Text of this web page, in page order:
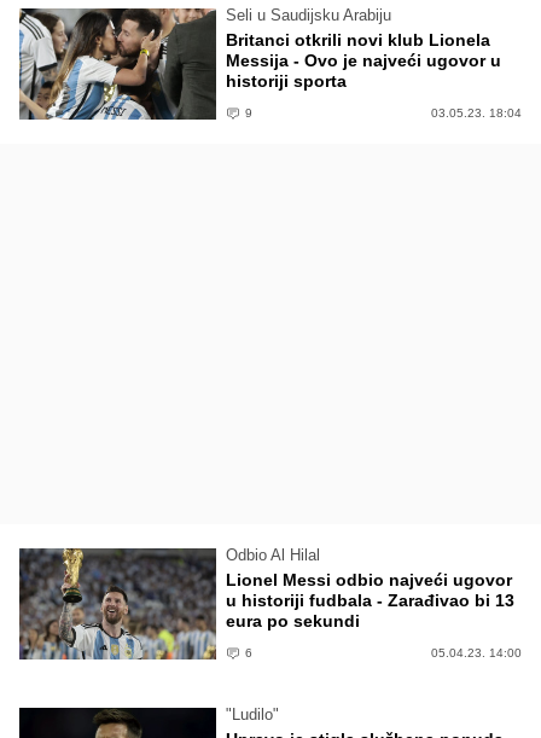
Seli u Saudijsku Arabiju
Britanci otkrili novi klub Lionela
Messija - Ovo je najveći ugovor u
historiji sporta
9 03.05.23. 18:04
Odbio Al Hilal
Lionel Messi odbio najveći ugovor
u historiji fudbala - Zarađivao bi 13
eura po sekundi
6 05.04.23. 14:00
"Ludilo"